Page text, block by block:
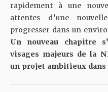
rapidement à une
attentes d’une
progresser dans un
Un nouveau chapitre
visages majeurs de la
un projet ambitieux